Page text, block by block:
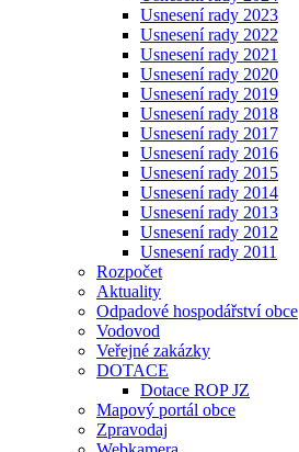
Usnesení rady 2023
Usnesení rady 2022
Usnesení rady 2021
Usnesení rady 2020
Usnesení rady 2019
Usnesení rady 2018
Usnesení rady 2017
Usnesení rady 2016
Usnesení rady 2015
Usnesení rady 2014
Usnesení rady 2013
Usnesení rady 2012
Usnesení rady 2011
Rozpočet
Aktuality
Odpadové hospodářství obce
Vodovod
Veřejné zakázky
DOTACE
Dotace ROP JZ
Mapový portál obce
Zpravodaj